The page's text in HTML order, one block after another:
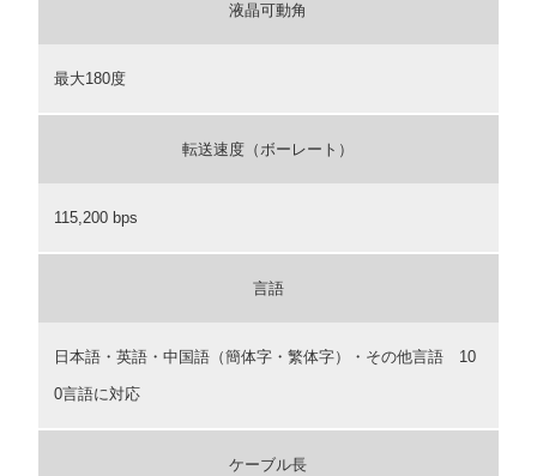
液晶可動角
最大180度
転送速度（ボーレート）
115,200 bps
言語
日本語・英語・中国語（簡体字・繁体字）・その他言語 10
0言語に対応
ケーブル長